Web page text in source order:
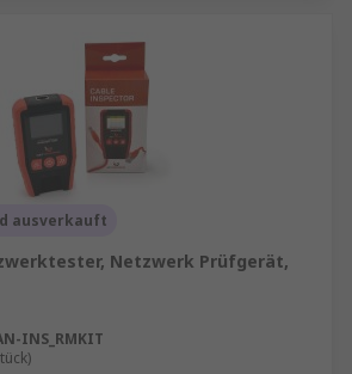
ausverkauft
Netzwerk Prüfgerät,
INS_RMKIT